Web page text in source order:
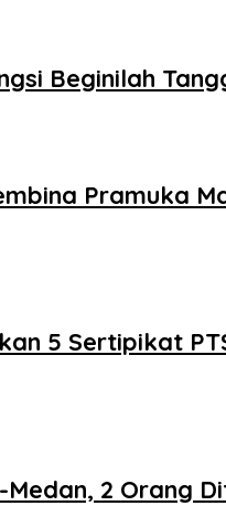
Beginilah
Pramuka
5 Sertipikat
2 Orang